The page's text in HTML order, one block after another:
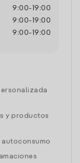
9:00- 19:00
9:00- 19:00
9:00- 19:00
y productos
autoconsumo